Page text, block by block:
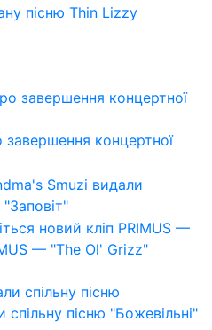
пісню Thin Lizzy
концертної
— "The Ol' Grizz"
пісню "Божевільні"